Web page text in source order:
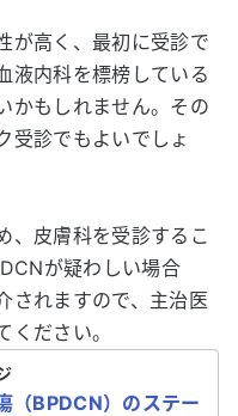
が高く、最初に受診で
液内科を標榜している
かもしれません。その
受診でもよいでしょ
、皮膚科を受診するこ
が疑わしい場合
されますので、主治医
ださい。
（BPDCN）のステー